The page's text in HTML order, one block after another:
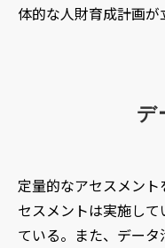
体的な人財育成計画が
デ
定量的なアセスメン
セスメントは実施し
ている。また、データ